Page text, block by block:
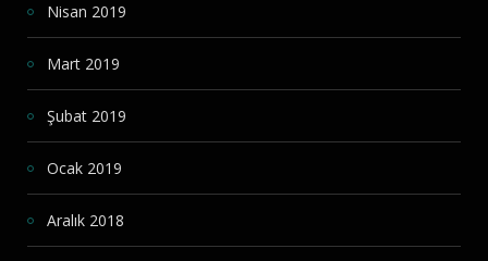
Nisan 2019
Mart 2019
Şubat 2019
Ocak 2019
Aralık 2018